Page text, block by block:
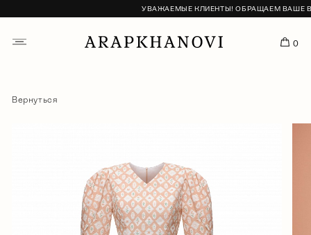
УВАЖАЕМЫЕ КЛИЕНТЫ! ОБРАЩАЕМ ВАШЕ
0
Вернуться